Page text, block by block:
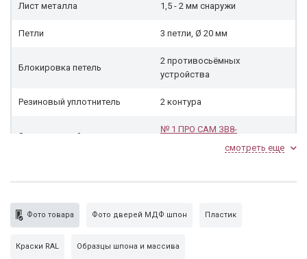
Лист металла 1,5 - 2 мм снаружи
Петли 3 петли, Ø 20 мм
Блокировка петель
2 противосьёмных
устройства
Резиновый уплотнитель 2 контура
Замок верхний
№ 1 ПРО САМ ЗВ8-
31/55(цилиндровый)
Личина «Апекс» 70 мм, ключ-ключ
Внешняя сторона
смотреть еще
Фото товара Фото дверей МДФ шпон Пластик
Краски RAL Образцы шпона и массива